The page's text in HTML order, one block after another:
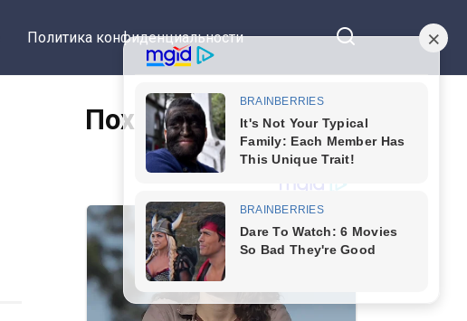
Политика конфиденциальности
Похожие статьи